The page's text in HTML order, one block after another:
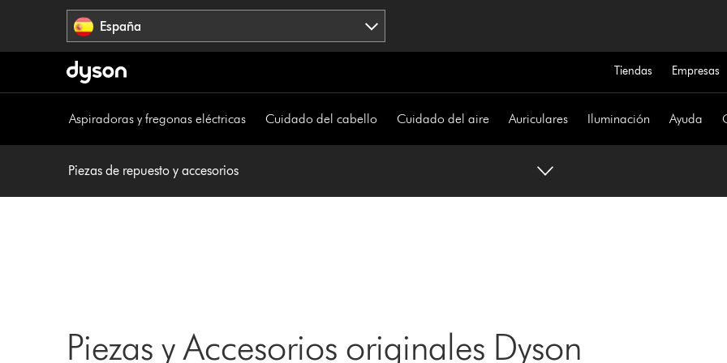
España
Tiendas Empresas
Aspiradoras y fregonas eléctricas Cuidado del cabello Cuidado del aire Auriculares Iluminación Ayuda
Piezas de repuesto y accesorios
Piezas y Accesorios originales Dyson